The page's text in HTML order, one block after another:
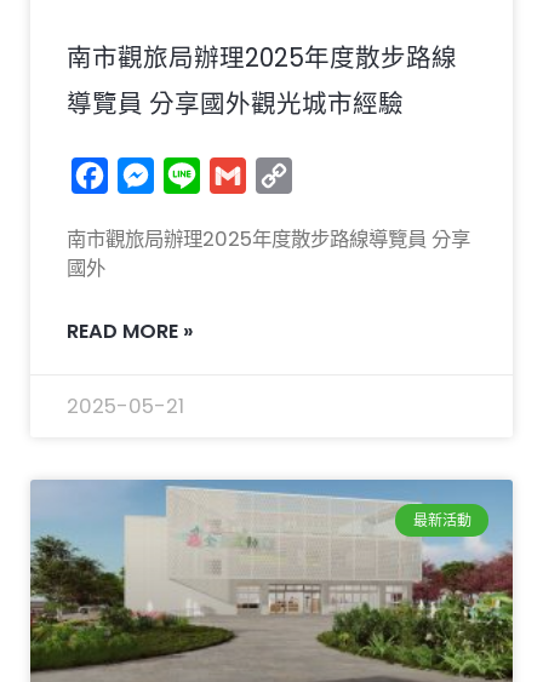
南市觀旅局辦理2025年度散步路線
導覽員 分享國外觀光城市經驗
FacebookMessenger
Line Gmail
南市觀旅局辦理2025年度散步路線導覽員 分享
國外
READ MORE »
2025-05-21
最新活動